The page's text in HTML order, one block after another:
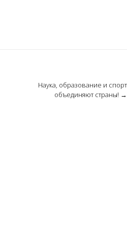
Наука, образование и спорт
объединяют страны! →